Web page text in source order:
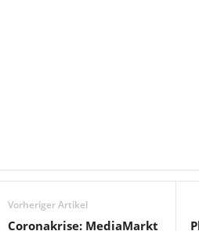
Vorheriger Artikel
Coronakrise: MediaMarkt